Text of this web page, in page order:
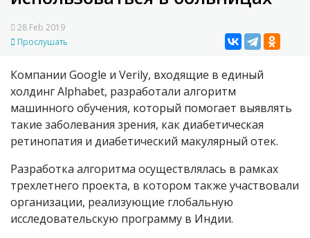
28 Feb 2019
Прослушать
Компании Google и Verily, входящие в единый
холдинг Alphabet, разработали алгоритм
машинного обучения, который помогает выявлять
такие заболевания зрения, как диабетическая
ретинопатия и диабетический макулярный отек.
Разработка алгоритма осуществлялась в рамках
трехлетнего проекта, в котором также участвовали
организации, реализующие глобальную
исследовательскую программу в Индии.